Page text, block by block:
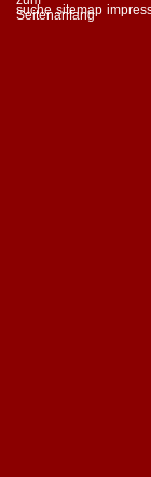
suche sitemap